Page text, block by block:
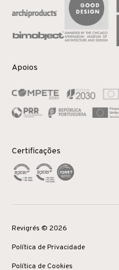
Apoios
Certificações
Revigrés © 2026
Política de Privacidade
Política de Cookies